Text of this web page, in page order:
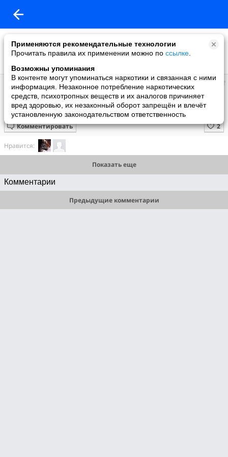
Применяются рекомендательные технологии
Прочитать правила их применении можно по ссылке
Возможны упоминания
В контенте могут упоминаться наркотики и связанная с ними
информация. Незаконное потребление наркотических
средств, психотропных веществ и их аналогов причиняет
вред здоровью, их незаконный оборот запрещён и влечёт
установленную законодательством ответственность
Супер топ
добавил видео
10 июня
😻🐶 Кошки и собаки 😻🐶
Комментировать
Нравится:
Показать еще
Комментарии
Предыдущие комментарии